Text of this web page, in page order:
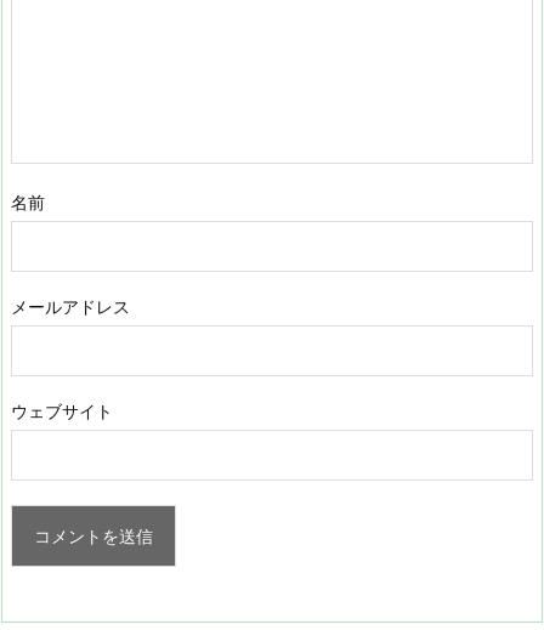
名前
メールアドレス
ウェブサイト